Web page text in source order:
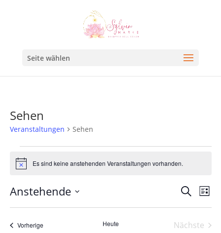
Seite wählen
Sehen
Veranstaltungen Sehen
HinweisEs sind keine anstehenden Veranstaltungen vorhanden.
Suche
und
SucheListe
Anstehende
Datum
wählen.
VorherigeVeranstaltungen Heute
Nächste